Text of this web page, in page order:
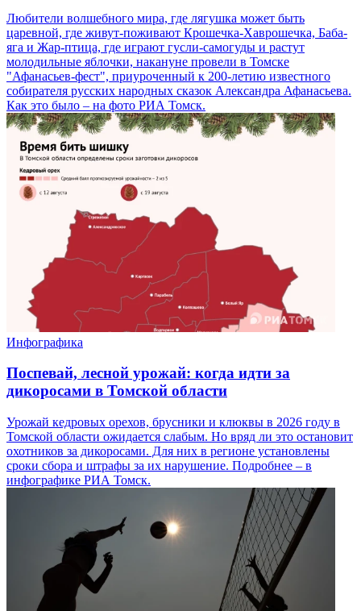
Любители волшебного мира, где лягушка может быть
царевной, где живут-поживают Крошечка-Хаврошечка, Баба-
яга и Жар-птица, где играют гусли-самогуды и растут
молодильные яблочки, накануне провели в Томске
"Афанасьев-фест", приуроченный к 200-летию известного
собирателя русских народных сказок Александра Афанасьева.
Как это было – на фото РИА Томск.
Инфографика
Поспевай, лесной урожай: когда идти за
дикоросами в Томской области
Урожай кедровых орехов, брусники и клюквы в 2026 году в
Томской области ожидается слабым. Но вряд ли это остановит
охотников за дикоросами. Для них в регионе установлены
сроки сбора и штрафы за их нарушение. Подробнее – в
инфографике РИА Томск.